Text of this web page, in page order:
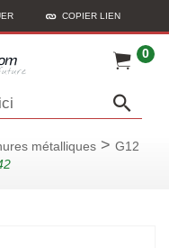
COPIER LIEN
0
métalliques > G12